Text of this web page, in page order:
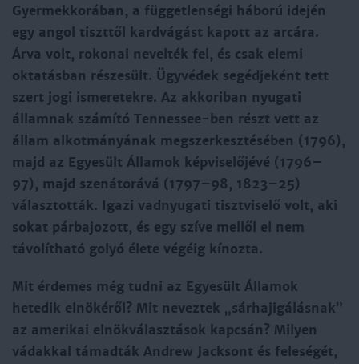
Gyermekkorában, a függetlenségi háború idején
egy angol tiszttől kardvágást kapott az arcára.
Árva volt, rokonai nevelték fel, és csak elemi
oktatásban részesült. Ügyvédek segédjeként tett
szert jogi ismeretekre. Az akkoriban nyugati
államnak számító Tennessee-ben részt vett az
állam alkotmányának megszerkesztésében (1796),
majd az Egyesült Államok képviselőjévé (1796–
97), majd szenátorává (1797–98, 1823–25)
választották. Igazi vadnyugati tisztviselő volt, aki
sokat párbajozott, és egy szíve mellől el nem
távolítható golyó élete végéig kínozta.
Mit érdemes még tudni az Egyesült Államok
hetedik elnökéről? Mit neveztek „sárhajigálásnak”
az amerikai elnökválasztások kapcsán? Milyen
vádakkal támadták Andrew Jacksont és feleségét,